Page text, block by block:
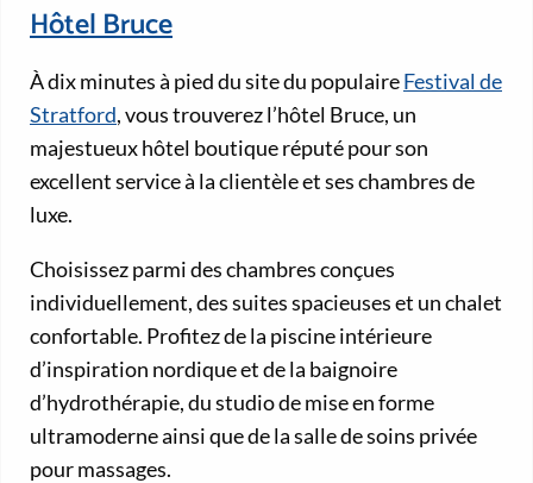
Hôtel Bruce
À dix minutes à pied du site du populaireFestival de
Stratford, vous trouverez l’hôtel Bruce, un
majestueux hôtel boutique réputé pour son
excellent service à la clientèle et ses chambres de
luxe.
Choisissez parmi des chambres conçues
individuellement, des suites spacieuses et un chalet
confortable. Profitez de la piscine intérieure
d’inspiration nordique et de la baignoire
d’hydrothérapie, du studio de mise en forme
ultramoderne ainsi que de la salle de soins privée
pour massages.